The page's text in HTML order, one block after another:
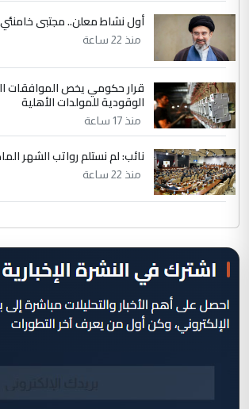
أول نشاط معلن.. مجتبى
منذ 22 ساعة
قرار حكومي يخص الموافقات
الوقودية للمولدات الأهلية
منذ 17 ساعة
نائب: لم نستلم رواتب الشهر
منذ 22 ساعة